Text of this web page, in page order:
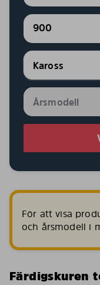
900
För att visa
och årsmodell i
Färdigskuren